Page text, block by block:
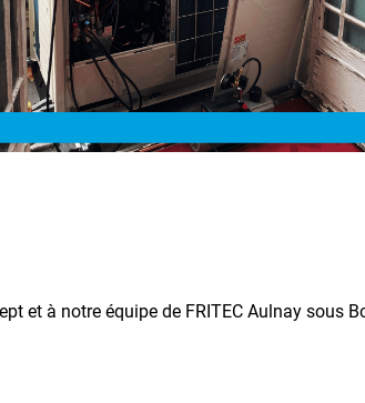
et à notre équipe de FRITEC Aulnay sous